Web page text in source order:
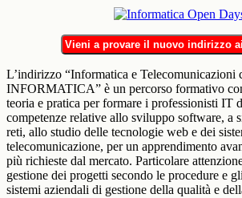
Vieni a provare il nuovo indirizzo
L’indirizzo “Informatica e Telecomunicazioni
INFORMATICA” è un percorso formativo
teoria e pratica per formare i professionisti IT
competenze relative allo sviluppo software, a
reti, allo studio delle tecnologie web e dei
telecomunicazione, per un apprendimento
più richieste dal mercato. Particolare
gestione dei progetti secondo le procedure e
sistemi aziendali di gestione della qualità e